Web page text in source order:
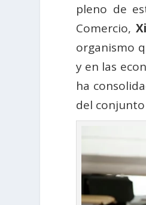
pleno de
Comercio,
organismo
y en las
ha
del conjunto